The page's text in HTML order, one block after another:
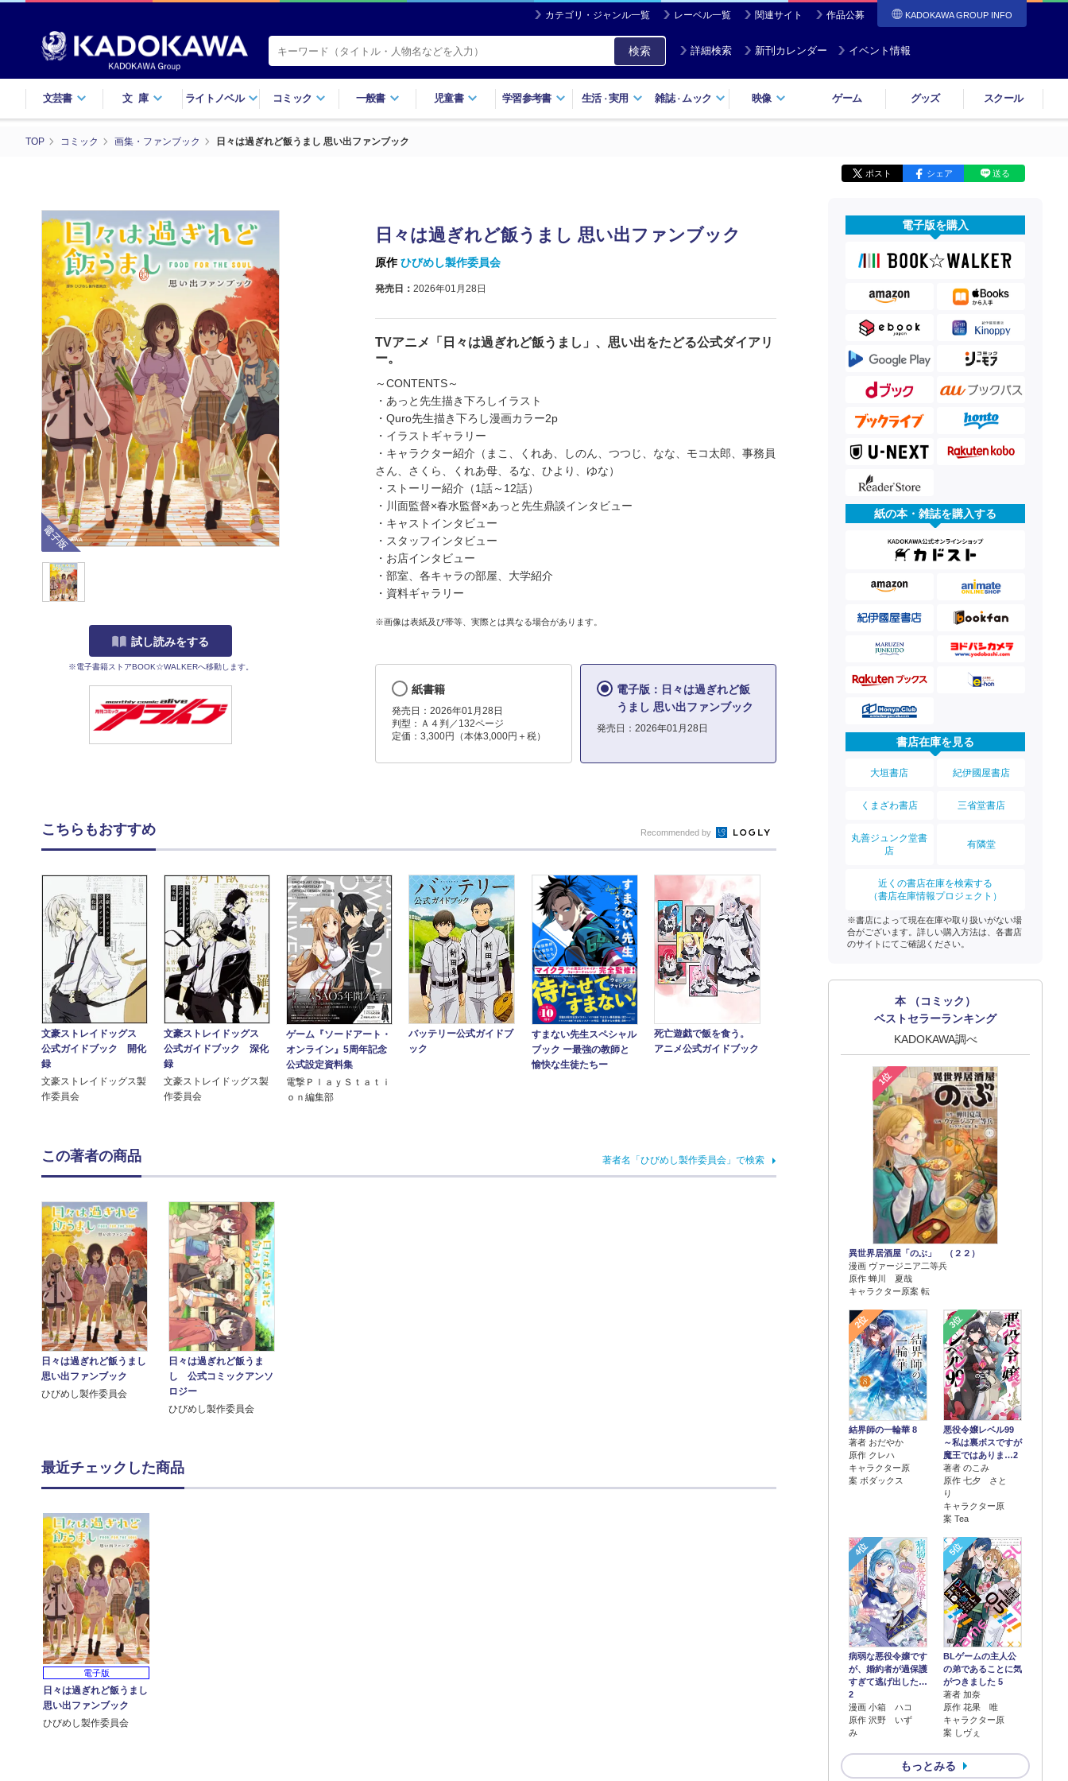
カテゴリ・ジャンル一覧 レーベル一覧 関連サイト 作品公募 KADOKAWA GROUP INFO
検索 詳細検索 新刊カレンダー イベント情報
文芸書 文庫 ライトノベル コミック 一般書 児童書 学習参考書 生活・実用 雑誌・ ムック 映像 ゲーム グッズ スクール
TOP コミック 画集・ファンブック 日々は過ぎれど飯うまし 思い出ファンブック
ポスト シェア 送る
電子版
試し読みをする
※電子書籍ストアBOOK☆WALKERへ移動します。
日々は過ぎれど飯うまし 思い出ファンブック
原作ひびめし製作委員会
発売日： 2026年01月28日
TVアニメ「日々は過ぎれど飯うまし」、思い出をたどる公式ダイアリ
ー。
～CONTENTS～
・あっと先生描き下ろしイラスト
・Quro先生描き下ろし漫画カラー2p
・イラストギャラリー
・キャラクター紹介（まこ、くれあ、しのん、つつじ、なな、モコ太郎、事務員
さん、さくら、くれあ母、るな、ひより、ゆな）
・ストーリー紹介（1話～12話）
・川面監督×春水監督×あっと先生鼎談インタビュー
・キャストインタビュー
・スタッフインタビュー
・お店インタビュー
・部室、各キャラの部屋、大学紹介
・資料ギャラリー
※画像は表紙及び帯等、実際とは異なる場合があります。
紙書籍
発売日：2026年01月28日
判型：Ａ４判／132ページ
定価：3,300円（本体3,000円＋税）
電子版：日々は過ぎれど飯
うまし 思い出ファンブック
発売日：2026年01月28日
電子版を購入
紙の本・雑誌を購入する
書店在庫を見る
大垣書店 紀伊國屋書店
くまざわ書店 三省堂書店
丸善ジュンク堂書
店
有隣堂
近くの書店在庫を検索する
（書店在庫情報プロジェクト）
※書店によって現在在庫や取り扱いがない場
合がございます。詳しい購入方法は、各書店
のサイトにてご確認ください。
本 （コミック）
ベストセラーランキング
KADOKAWA調べ
1位
異世界居酒屋「のぶ」 （２２）
漫画 ヴァージニア二等兵
原作 蝉川 夏哉
キャラクター原案 転
2位
結界師の一輪華 8
著者 おだやか
原作 クレハ
キャラクター原
案 ボダックス
3位
悪役令嬢レベル99
～私は裏ボスですが
魔王ではありま…2
著者 のこみ
原作 七夕 さと
り
キャラクター原
案 Tea
4位
病弱な悪役令嬢です
が、婚約者が過保護
すぎて逃げ出した…
2
漫画 小箱 ハコ
原作 沢野 いず
み
5位
BLゲームの主人公
の弟であることに気
がつきました 5
著者 加奈
原作 花果 唯
キャラクター原
案 しヴぇ
もっとみる
こちらもおすすめ Recommended by
文豪ストレイドッグス
公式ガイドブック 開化
録
文豪ストレイドッグス製
作委員会
文豪ストレイドッグス
公式ガイドブック 深化
録
文豪ストレイドッグス製
作委員会
ゲーム『ソードアート・
オンライン』5周年記念
公式設定資料集
電撃ＰｌａｙＳｔａｔｉ
ｏｎ編集部
バッテリー公式ガイドブ
ック
すまない先生スペシャル
ブック ー最強の教師と
愉快な生徒たちー
死亡遊戯で飯を食う。
アニメ公式ガイドブック
この著者の商品 著者名「ひびめし製作委員会」で検索
日々は過ぎれど飯うまし
思い出ファンブック
ひびめし製作委員会
日々は過ぎれど飯うま
し 公式コミックアンソ
ロジー
ひびめし製作委員会
最近チェックした商品
電子版
日々は過ぎれど飯うまし
思い出ファンブック
ひびめし製作委員会